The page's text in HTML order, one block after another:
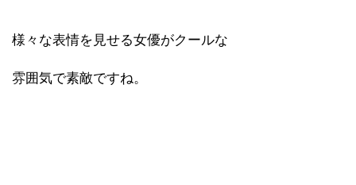
様々な表情を見せる女優がクールな
雰囲気で素敵ですね。